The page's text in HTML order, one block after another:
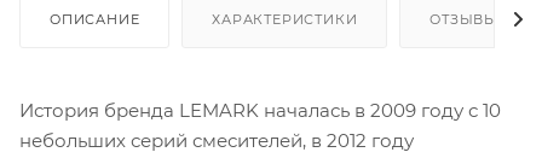
ОПИСАНИЕ ХАРАКТЕРИСТИКИ ОТЗЫВЫ
История бренда LEMARK началась в 2009 году с 10
небольших серий смесителей, в 2012 году